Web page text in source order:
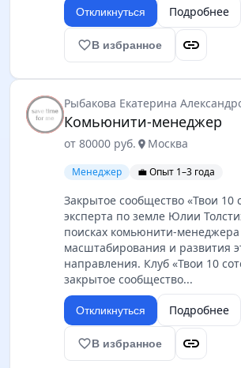
Откликнуться Подробнее
favorite_borderВ избранное link
Рыбакова Екатерина
Комьюнити-менеджер
от 80000 руб. location_on Москва
Менеджер 💼 Опыт 1–3 года
Закрытое сообщество «Твои 10
эксперта по земле Юлии
поисках комьюнити-менеджера
масштабирования и развития
направления. Клуб «Твои 10
закрытое сообщество...
Откликнуться Подробнее
favorite_borderВ избранное link